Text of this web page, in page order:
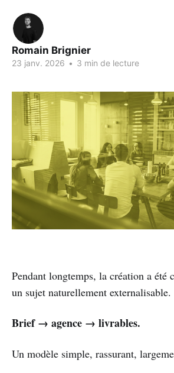
Romain Brignier
23 janv. 2026 • 3 min de lecture
Pendant longtemps, la création a été
un sujet naturellement externalisable.
Brief → agence → livrables.
Un modèle simple, rassurant,